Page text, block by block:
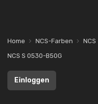
Home NCS-Farben NCS
NCS S 0530-B50G
Einloggen